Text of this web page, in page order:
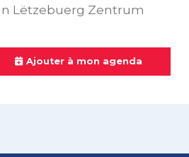
Lëtzebuerg Zentrum
Ajouter à mon agenda